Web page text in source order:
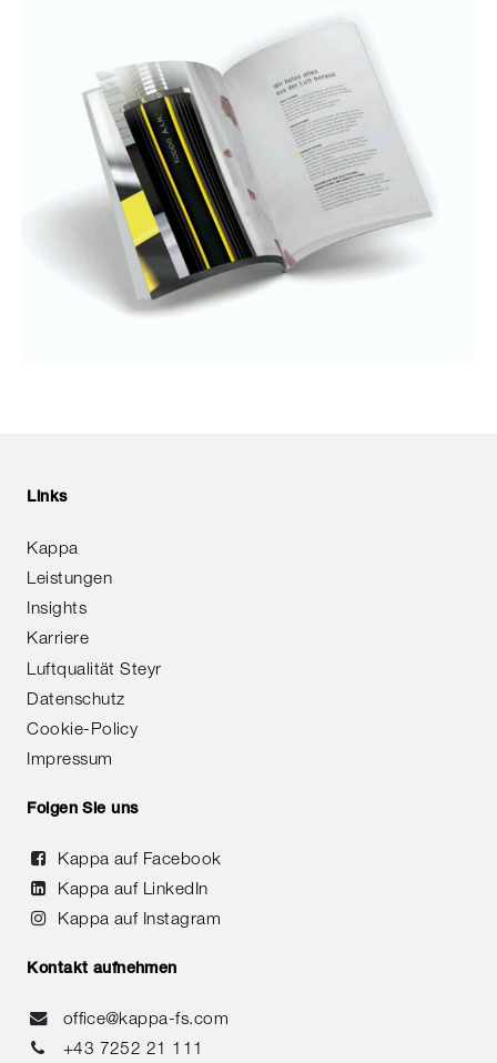
Links
Kappa
Leistungen
Insights
Karriere
Luftqualität Steyr
Datenschutz
Cookie-Policy
Impressum
Folgen Sie uns
Kappa auf Facebook
Kappa auf LinkedIn
Kappa auf Instagram
Kontakt aufnehmen
office@kappa-fs.com
+43 7252 21 111